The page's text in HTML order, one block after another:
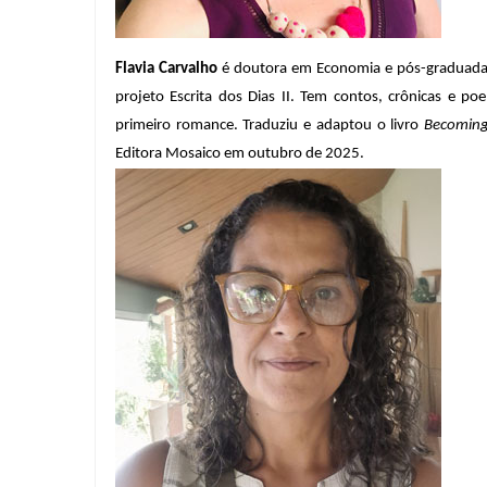
Flavia Carvalho é doutora em Economia e pós-
projeto Escrita dos Dias II. Tem contos, crônicas e
primeiro romance. Traduziu e adaptou o livro
Editora Mosaico em outubro de 2025.